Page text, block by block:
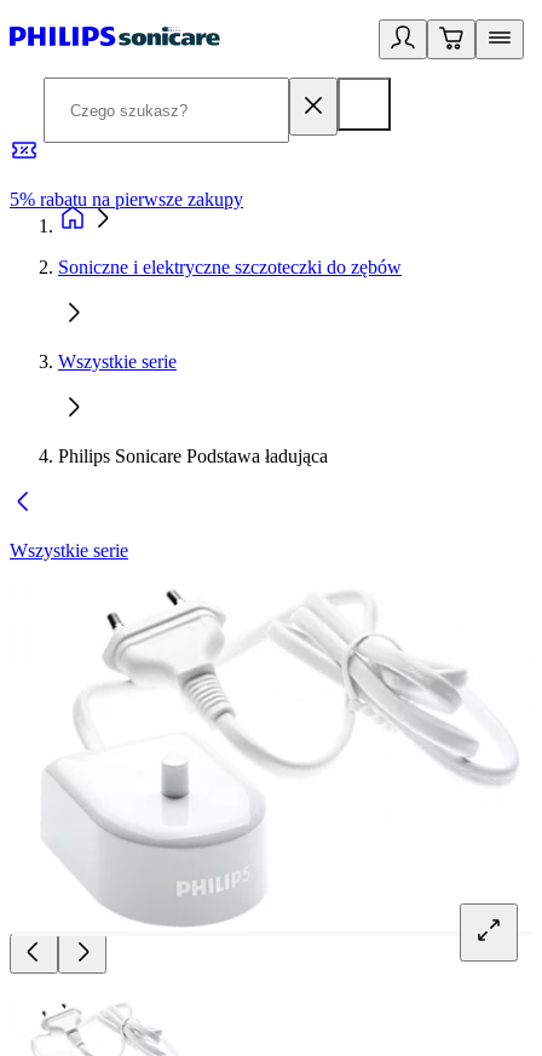
5% rabatu na pierwsze zakupy
Soniczne i elektryczne szczoteczki do zębów
Wszystkie serie
Philips Sonicare Podstawa ładująca
Wszystkie serie